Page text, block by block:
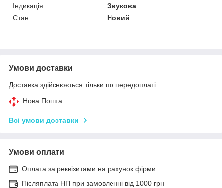
Індикація
Звукова
Стан
Новий
Умови доставки
Доставка здійснюється тільки по передоплаті.
Нова Пошта
Всі умови доставки
Умови оплати
Оплата за реквізитами на рахунок фірми
Післяплата НП при замовленні від 1000 грн